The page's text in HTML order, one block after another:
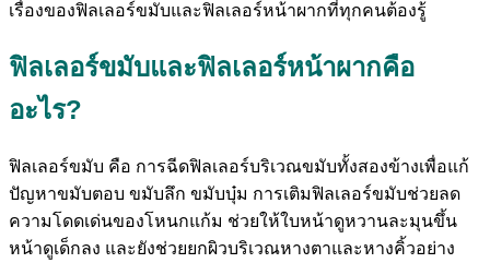
เรื่องของฟิลเลอร์ขมับและฟิลเลอร์หน้าผากที่ทุกคนต้องรู้
ฟิลเลอร์ขมับและฟิลเลอร์หน้าผากคือ
อะไร?
ฟิลเลอร์ขมับ คือ การฉีดฟิลเลอร์บริเวณขมับทั้งสองข้างเพื่อแก้
ปัญหาขมับตอบ ขมับลึก ขมับบุ๋ม การเติมฟิลเลอร์ขมับช่วยลด
ความโดดเด่นของโหนกแก้ม ช่วยให้ใบหน้าดูหวานละมุนขึ้น
หน้าดูเด็กลง และยังช่วยยกผิวบริเวณหางตาและหางคิ้วอย่าง